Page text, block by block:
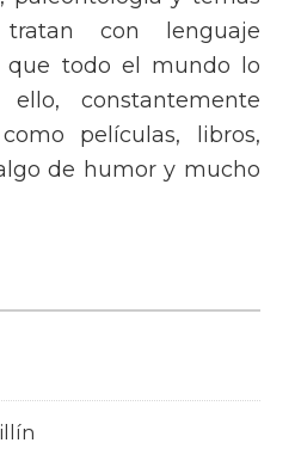
tratan con lenguaje
que todo el mundo lo
ello, constantemente
películas, libros,
de humor y mucho